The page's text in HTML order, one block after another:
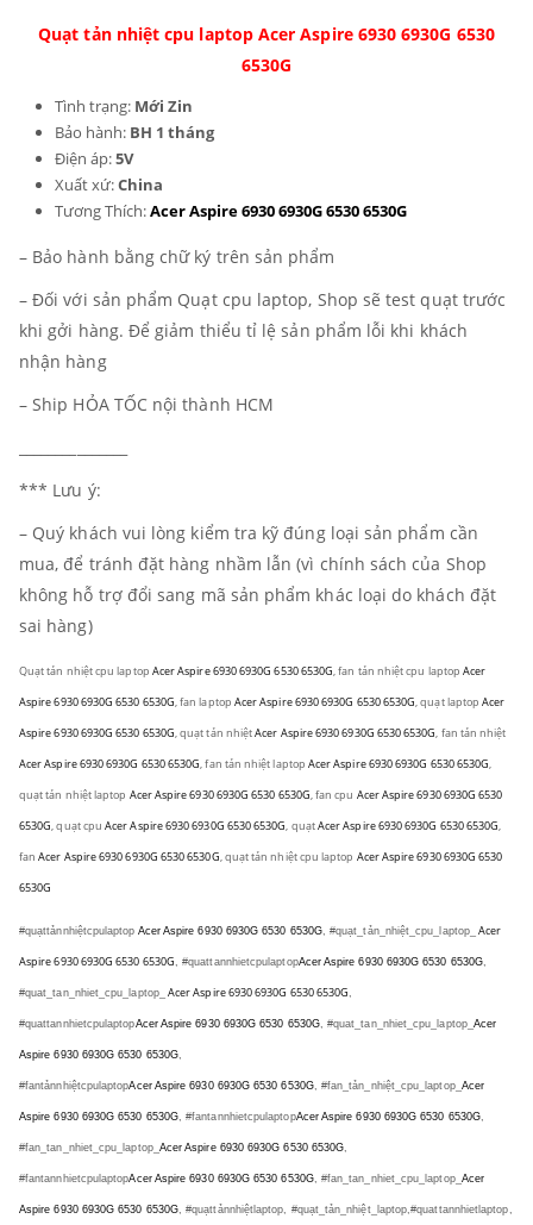
Quạt tản nhiệt cpu laptop Acer Aspire 6930 6930G 6530
6530G
Tình trạng: Mới Zin
Bảo hành: BH 1 tháng
Điện áp:5V
Xuất xứ:China
Tương Thích:Acer Aspire 6930 6930G 6530 6530G
– Bảo hành bằng chữ ký trên sản phẩm
– Đối với sản phẩm Quạt cpu laptop, Shop sẽ test quạt trước
khi gởi hàng. Để giảm thiểu tỉ lệ sản phẩm lỗi khi khách
nhận hàng
– Ship HỎA TỐC nội thành HCM
*** Lưu ý:
– Quý khách vui lòng kiểm tra kỹ đúng loại sản phẩm cần
mua, để tránh đặt hàng nhầm lẫn (vì chính sách của Shop
không hỗ trợ đổi sang mã sản phẩm khác loại do khách đặt
sai hàng)
Quạt tản nhiệt cpu laptop Acer Aspire 6930 6930G 6530 6530G, fan tản nhiệt cpu laptopAcer
Aspire 6930 6930G 6530 6530G,fan laptop Acer Aspire 6930 6930G 6530 6530G, quạt laptopAcer
Aspire 6930 6930G 6530 6530G,quạt tản nhiệtAcer Aspire 6930 6930G 6530 6530G, fan tản nhiệt
Acer Aspire 6930 6930G 6530 6530G,fan tản nhiệt laptop Acer Aspire 6930 6930G 6530 6530G,
quạt tản nhiệt laptop Acer Aspire 6930 6930G 6530 6530G,fan cpu Acer Aspire 6930 6930G 6530
6530G, quạt cpuAcer Aspire 6930 6930G 6530 6530G, quạtAcer Aspire 6930 6930G 6530 6530G,
fanAcer Aspire 6930 6930G 6530 6530G, quạt tản nhiệt cpu laptop Acer Aspire 6930 6930G 6530
6530G
#quạttảnnhiệtcpulaptop Acer Aspire 6930 6930G 6530 6530G, #quạt_tản_nhiệt_cpu_laptop_
Acer
Aspire 6930 6930G 6530 6530G , #quattannhietcpulaptopAcer Aspire 6930 6930G 6530 6530G,
#quat_tan_nhiet_cpu_laptop_ Acer Aspire 6930 6930G 6530 6530G
#quattannhietcpulaptopAcer Aspire 6930 6930G 6530 6530G, #quat_tan_nhiet_cpu_laptop_ Acer
Aspire 6930 6930G 6530 6530G,
#fantảnnhiệtcpulaptopAcer Aspire 6930 6930G 6530 6530G, #fan_tản_nhiệt_cpu_laptop_ Acer
Aspire 6930 6930G 6530 6530G, #fantannhietcpulaptopAcer Aspire 6930 6930G 6530 6530G,
#fan_tan_nhiet_cpu_laptop_ Acer Aspire 6930 6930G 6530 6530G
#fantannhietcpulaptopAcer Aspire 6930 6930G 6530 6530G, #fan_tan_nhiet_cpu_laptop_ Acer
Aspire 6930 6930G 6530 6530G, #quạttảnnhiệtlaptop, #quạt_tản_nhiệt_laptop,#quattannhietlaptop,